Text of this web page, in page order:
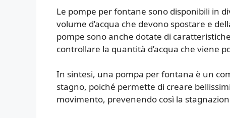
Le pompe per fontane sono disponibili in
volume d’acqua che devono spostare e
pompe sono anche dotate di
controllare la quantità d’acqua che viene
In sintesi, una pompa per fontana è un
stagno, poiché permette di creare
movimento, prevenendo così la